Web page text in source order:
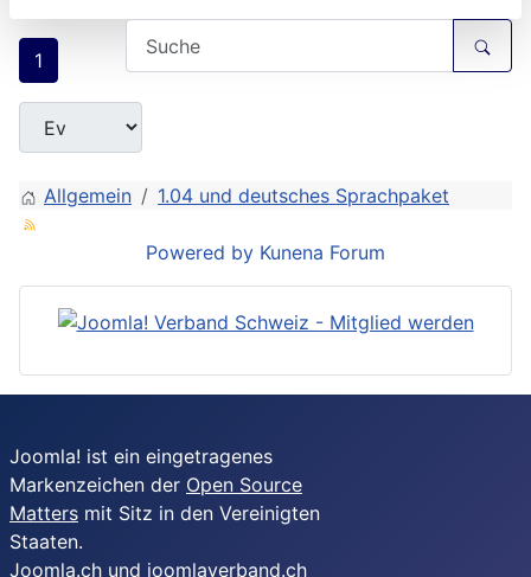
1
Allgemein 1.04 und deutsches Sprachpaket
Powered by Kunena Forum
Joomla! ist ein eingetragenes
Markenzeichen der Open Source
Matters mit Sitz in den Vereinigten
Staaten.
Joomla.ch und joomlaverband.ch